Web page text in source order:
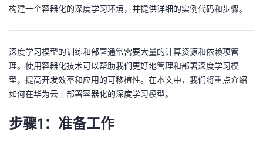
发
我
的
博
我
的
我
开
者
学
堂
的
我
支
持
我
构建一个容器化的深度学习环境，并提供详细的实例代码和步骤。
深度学习模型的训练和部署通常需要大量的计算资源和依赖项管
理。使用容器化技术可以帮助我们更好地管理和部署深度学习模
型，提高开发效率和应用的可移植性。在本文中，我们将重点介绍
如何在华为云上部署容器化的深度学习模型。
步骤1：准备工作